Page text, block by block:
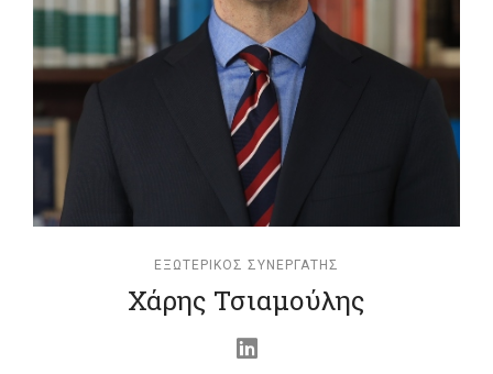
ΕΞΩΤΕΡΙΚΌΣ ΣΥΝΕΡΓΆΤΗΣ
Χάρης Τσιαμούλης